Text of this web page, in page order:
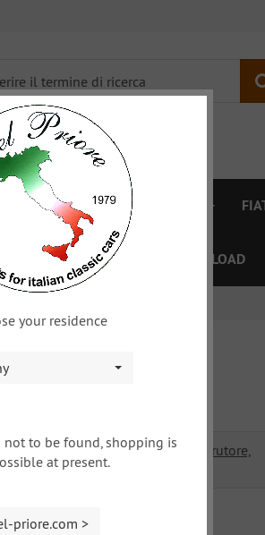
105/115 FIAT TOPOLINO
BUONO XY DOWNLOAD
Finiture interni, interrutore,
your residence
not to be found, shopping is
at present.
priore.com >